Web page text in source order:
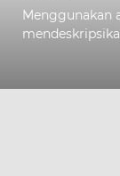
Menggunakan